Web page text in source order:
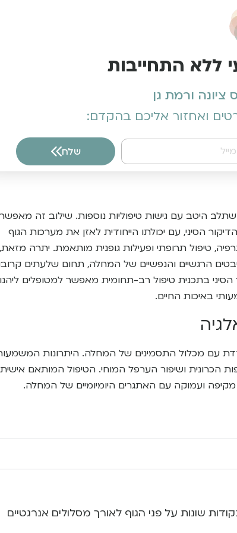
ללא התחייבות
ורמת גן
ואחזור אליכם בהקדם:
שלח
היטב עם גישות טיפוליות נוספות. שילוב זה מאפשר
הסיני, עם יכולתו הייחודית לאזן את מערכות הגוף
טיפול תרופתי ופעילות גופנית מותאמת. יתרה מזאת,
הרגשיים והנפשיים של המחלה, תחום שלעתים
בתכנית טיפול רב-תחומית מאפשר למטופלים
באיכות החיים.
עם מכלול התסמינים של המחלה. היתרונות
הכרונית ושיפור הערפל המוחי. הטיפול המותאם
ועמוקה עם האתגרים היומיומיים של המחלה.
שונות על פני הגוף לאורך מסלולים אנרגטיים